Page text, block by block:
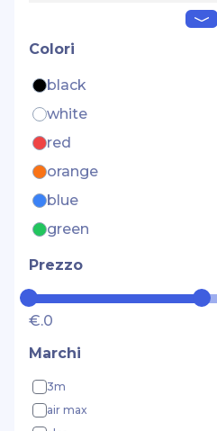
primo soccorso
sacchetti e shoppers
tissue
Colori
black
white
red
orange
blue
green
Prezzo
€.0
Marchi
3m
air max